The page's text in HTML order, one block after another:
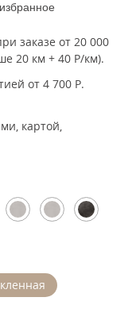
заказе от 20 000
20 км + 40 Р/км).
от 4 700 Р.
картой,